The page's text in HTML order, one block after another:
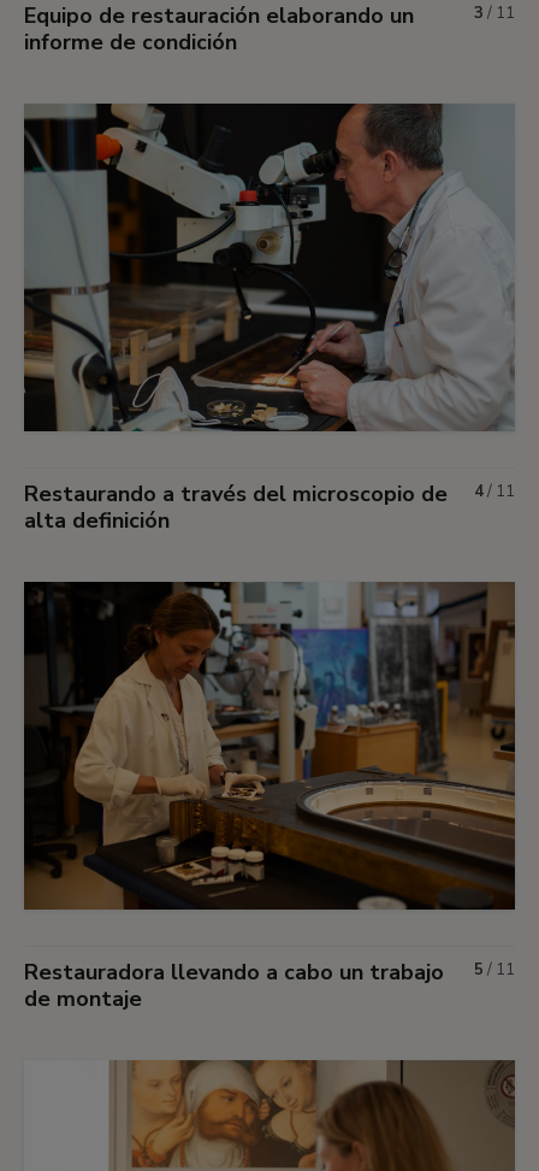
Equipo de restauración elaborando un
informe de condición
3 / 11
Restaurando a través del microscopio de
alta definición
4/ 11
Restauradora llevando a cabo un trabajo
de montaje
5 / 11